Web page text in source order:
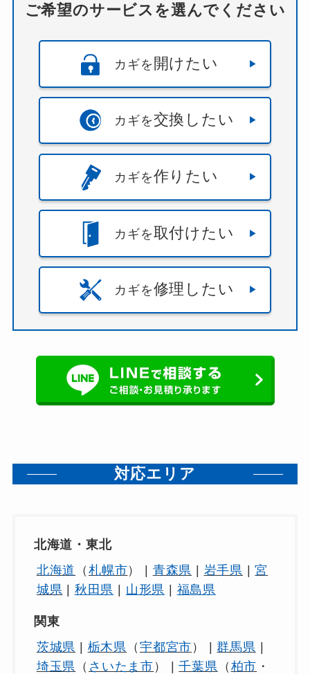
ご希望のサービスを選んでください
カギを 開けたい
カギを交換したい
カギを作りたい
カギを取付けたい
カギを修理したい
対応エリア
北海道・東北
北海道
（札幌市） | 青森県 岩手県 |宮
城県
秋田県 山形県 福島県
関東
茨城県
栃木県 （ 宇都宮市 ） |群馬県
埼玉県 （ さいたま市 ） |千葉県 （ 柏市 ・